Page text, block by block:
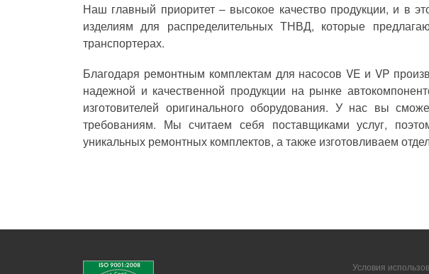
Наш главный приоритет – высокое качество продукции, и в
изделиям для распределительных ТНВД, которые
транспортерах.
Благодаря ремонтным комплектам для насосов VE и VP
надежной и качественной продукции на рынке
изготовителей оригинального оборудования. У нас вы
требованиям. Мы считаем себя поставщиками услуг,
уникальных ремонтных комплектов, а также изготовливаем
Условия